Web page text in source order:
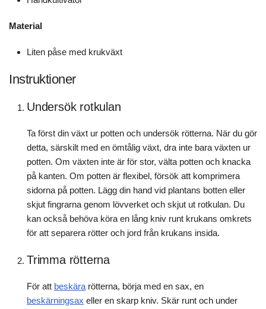
Material
Liten påse med krukväxt
Instruktioner
Undersök rotkulan
Ta först din växt ur potten och undersök rötterna. När du gör
detta, särskilt med en ömtålig växt, dra inte bara växten ur
potten. Om växten inte är för stor, välta potten och knacka
på kanten. Om potten är flexibel, försök att komprimera
sidorna på potten. Lägg din hand vid plantans botten eller
skjut fingrarna genom lövverket och skjut ut rotkulan. Du
kan också behöva köra en lång kniv runt krukans omkrets
för att separera rötter och jord från krukans insida.
Trimma rötterna
För att beskära rötterna, börja med en sax, en
beskärningsax eller en skarp kniv. Skär runt och under